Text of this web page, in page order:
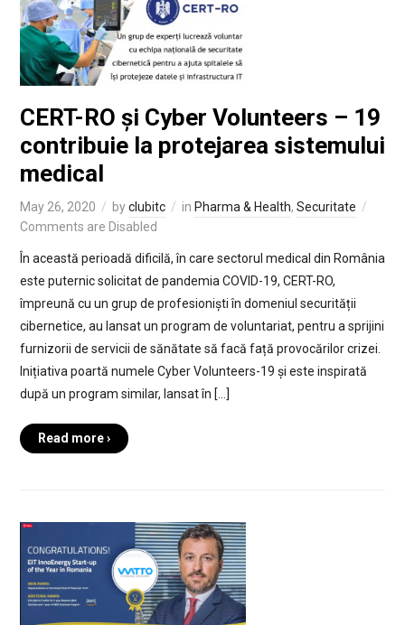
CERT-RO și Cyber Volunteers – 19
contribuie la protejarea sistemului
medical
May 26, 2020 byclubitc in Pharma & Health, Securitate
Comments are Disabled
În această perioadă dificilă, în care sectorul medical din România
este puternic solicitat de pandemia COVID-19, CERT-RO,
împreună cu un grup de profesioniști în domeniul securității
cibernetice, au lansat un program de voluntariat, pentru a sprijini
furnizorii de servicii de sănătate să facă față provocărilor crizei.
Inițiativa poartă numele Cyber Volunteers-19 și este inspirată
după un program similar, lansat în […]
Read more ›